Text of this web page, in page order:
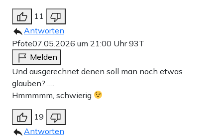
11
Antworten
Pfote07.05.2026 um 21:00 Uhr93T
Melden
Und ausgerechnet denen soll man noch etwas
glauben? ….
Hmmmmm, schwierig
19
Antworten